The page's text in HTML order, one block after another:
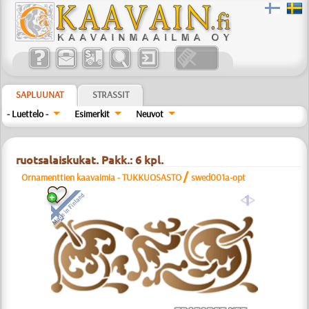
SAPLUUNAT
STRASSIT
- Luettelo -
Esimerkit Neuvot
ruotsalaiskukat. Pakk.: 6 kpl.
Ornamenttien kaavaimia - TUKKUOSASTO /swed001a-opt
a